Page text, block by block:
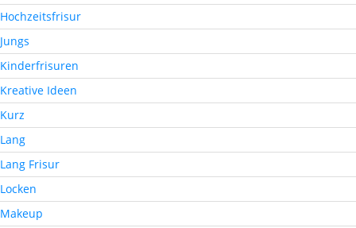
Hochzeitsfrisur
Jungs
Kinderfrisuren
Kreative Ideen
Kurz
Lang
Lang Frisur
Locken
Makeup